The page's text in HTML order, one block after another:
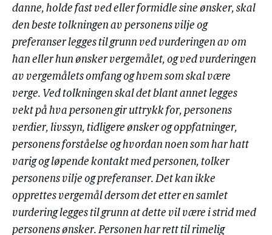
danne, holde fast ved eller formidle sine ønsker, skal
den beste tolkningen av personens vilje og
preferanser legges til grunn ved vurderingen av om
han eller hun ønsker vergemålet, og ved vurderingen
av vergemålets omfang og hvem som skal være
verge. Ved tolkningen skal det blant annet legges
vekt på hva personen gir uttrykk for, personens
verdier, livssyn, tidligere ønsker og oppfatninger,
personens forståelse og hvordan noen som har hatt
varig og løpende kontakt med personen, tolker
personens vilje og preferanser. Det kan ikke
opprettes vergemål dersom det etter en samlet
vurdering legges til grunn at dette vil være i strid med
personens ønsker. Personen har rett til rimelig